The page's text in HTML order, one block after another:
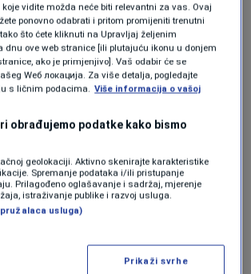
Srbije Aleksandar
se obraća pristalicama
stranke u Kneza Miloša u
N1 televizije možete pratiti
linkukao i putem aplikacija za
iPad
PROTESTI
vidite možda neće biti relevantni za vas. Ovaj
ponovno odabrati i pritom promijeniti trenutni
što ćete kliknuti na Upravljaj željenim
dnu ove web stranice [ili plutajuću ikonu u donjem
ako je primjenjivo]. Vaš odabir će se
Wеб локација. Za više detalja, pogledajte
s ličnim podacima. Više informacija o vašoj
obrađujemo podatke kako bismo
geolokaciji. Aktivno skenirajte karakteristike
Spremanje podataka i/ili pristupanje
Prilagođeno oglašavanje i sadržaj, mjerenje
istraživanje publike i razvoj usluga.
usluga)
Prikaži svrhe